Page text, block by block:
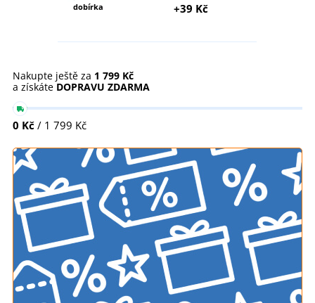
dobírka +39 Kč
Nakupte ještě za 1 799 Kč
a získáte DOPRAVU ZDARMA
0 Kč / 1 799 Kč